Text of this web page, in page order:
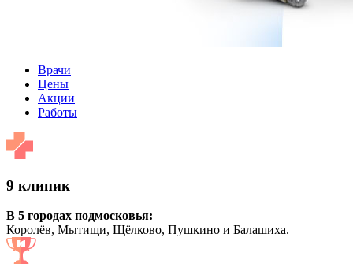
Врачи
Цены
Акции
Работы
9 клиник
В 5 городах подмосковья:
Королёв, Мытищи, Щёлково, Пушкино и Балашиха.